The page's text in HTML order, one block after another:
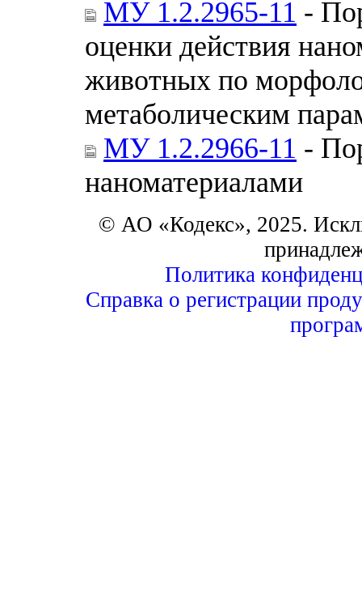
МУ 1.2.2965-11 -
оценки действия
животных по
метаболическим
МУ 1.2.2966-11 -
наноматериалами
© АО «Кодекс», 2025.
Политика
Справка о регистрации